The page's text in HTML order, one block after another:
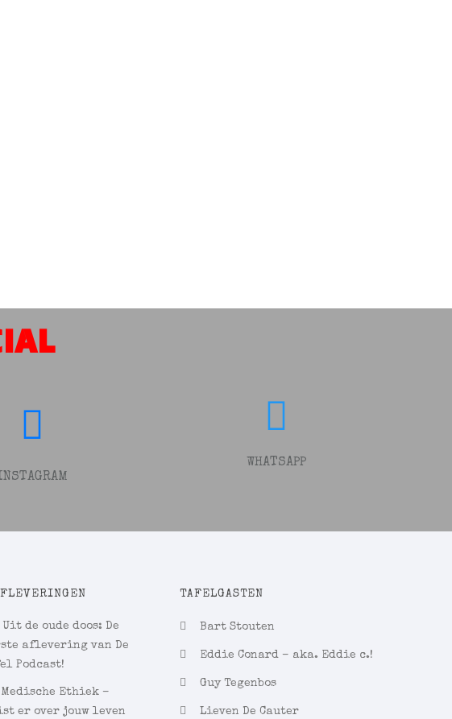
WHATSAPP
de oude doos: De
aflevering van De
Podcast!
Ethiek –
er over jouw leven
TAFELGASTEN
Bart Stouten
Eddie Conard – aka. Eddie c.!
Guy Tegenbos
Lieven De Cauter